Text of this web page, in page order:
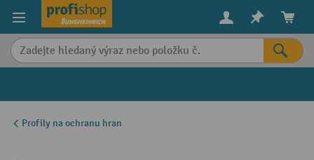
content
Profily na ochranu hran